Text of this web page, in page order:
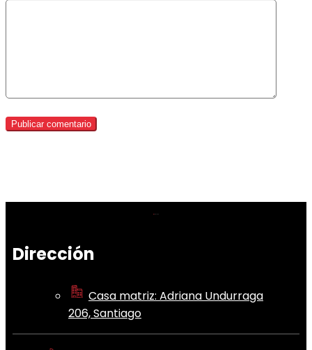
Dirección
Casa matriz: Adriana Undurraga
206, Santiago